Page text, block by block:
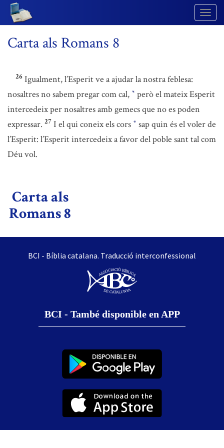
Carta als Romans 8
26 Igualment, l’Esperit ve a ajudar la nostra feblesa:
nosaltres no sabem pregar com cal, * però el mateix Esperit
intercedeix per nosaltres amb gemecs que no es poden
expressar. 27 I el qui coneix els cors * sap quin és el voler de
l’Esperit: l’Esperit intercedeix a favor del poble sant tal com
Déu vol.
Carta als
Romans 8
BCI - Bíblia catalana. Traducció interconfessional
BCI - També disponible en APP